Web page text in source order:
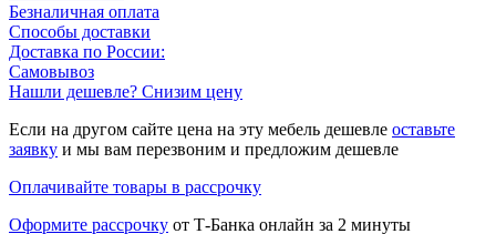
Безналичная оплата
Способы доставки
Доставка по России:
Самовывоз
Нашли дешевле? Снизим цену
Если на другом сайте цена на эту мебель дешевле оставьте
заявку и мы вам перезвоним и предложим дешевле
Оплачивайте товары в рассрочку
Оформите рассрочку от Т-Банка онлайн за 2 минуты